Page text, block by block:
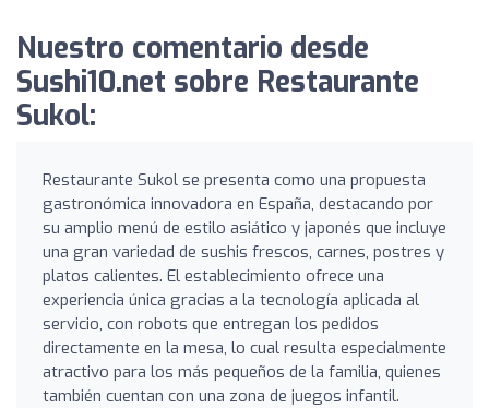
Nuestro comentario desde
Sushi10.net sobre Restaurante
Sukol:
Restaurante Sukol se presenta como una propuesta
gastronómica innovadora en España, destacando por
su amplio menú de estilo asiático y japonés que incluye
una gran variedad de sushis frescos, carnes, postres y
platos calientes. El establecimiento ofrece una
experiencia única gracias a la tecnología aplicada al
servicio, con robots que entregan los pedidos
directamente en la mesa, lo cual resulta especialmente
atractivo para los más pequeños de la familia, quienes
también cuentan con una zona de juegos infantil.